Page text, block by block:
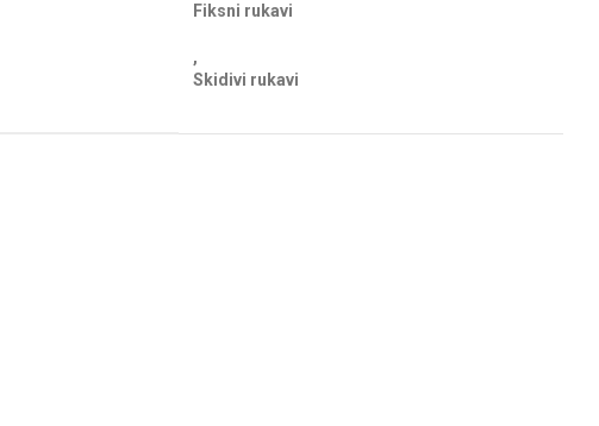
Fiksni rukavi
,
Skidivi rukavi